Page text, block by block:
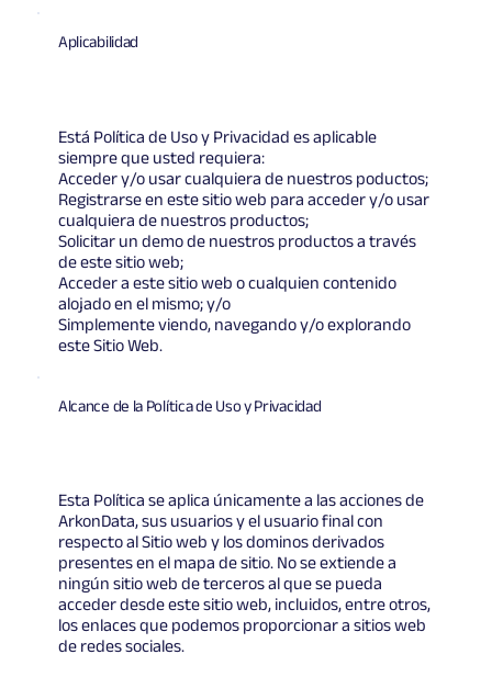
Aplicabilidad
Está Política de Uso y Privacidad es aplicable
siempre que usted requiera:
Acceder y/o usar cualquiera de nuestros poductos;
Registrarse en este sitio web para acceder y/o usar
cualquiera de nuestros productos;
Solicitar un demo de nuestros productos a través
de este sitio web;
Acceder a este sitio web o cualquien contenido
alojado en el mismo; y/o
Simplemente viendo, navegando y/o explorando
este Sitio Web.
Alcance de la Política de Uso y Privacidad
Esta Política se aplica únicamente a las acciones de
ArkonData, sus usuarios y el usuario final con
respecto al Sitio web y los dominos derivados
presentes en el mapa de sitio. No se extiende a
ningún sitio web de terceros al que se pueda
acceder desde este sitio web, incluidos, entre otros,
los enlaces que podemos proporcionar a sitios web
de redes sociales.